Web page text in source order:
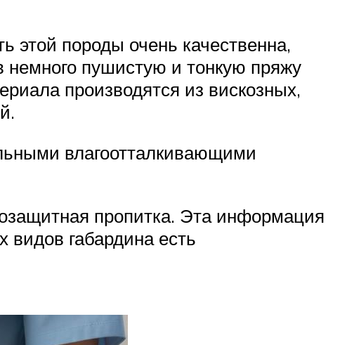
этой породы очень качественна,
пушистую и тонкую пряжу
производятся из вискозных,
влагоотталкивающими
пропитка. Эта информация
видов габардина есть